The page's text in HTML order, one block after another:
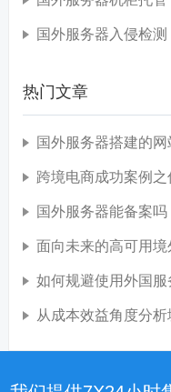
国外服务器入侵检测
热门文章
国外服务器搭建的网
跨境电商成功案例之
国外服务器能备案吗
面向未来的高可用境
如何规避使用外国服
从成本效益角度分析